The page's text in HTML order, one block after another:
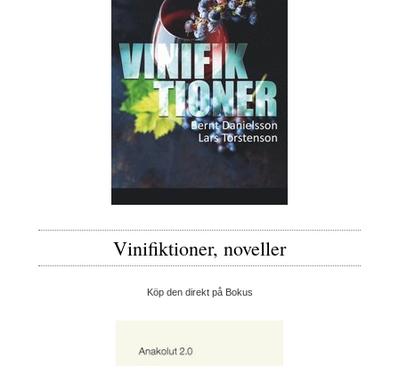
Vinifiktioner, noveller
Köp den direkt på Bokus